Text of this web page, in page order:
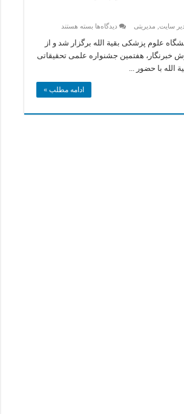
سایت مدیریتی دیدگاه‌ها برای
محمدکریم
بهادری
در
برجسته
دانشگاه
علوم
بقیة
بسته هستند
علوم پزشکی بقیة الله برگزار شد و از
خبرنگار، هفتمین جشنواره علمی تحقیقاتی
الله با حضور ...
ادامه مطلب »